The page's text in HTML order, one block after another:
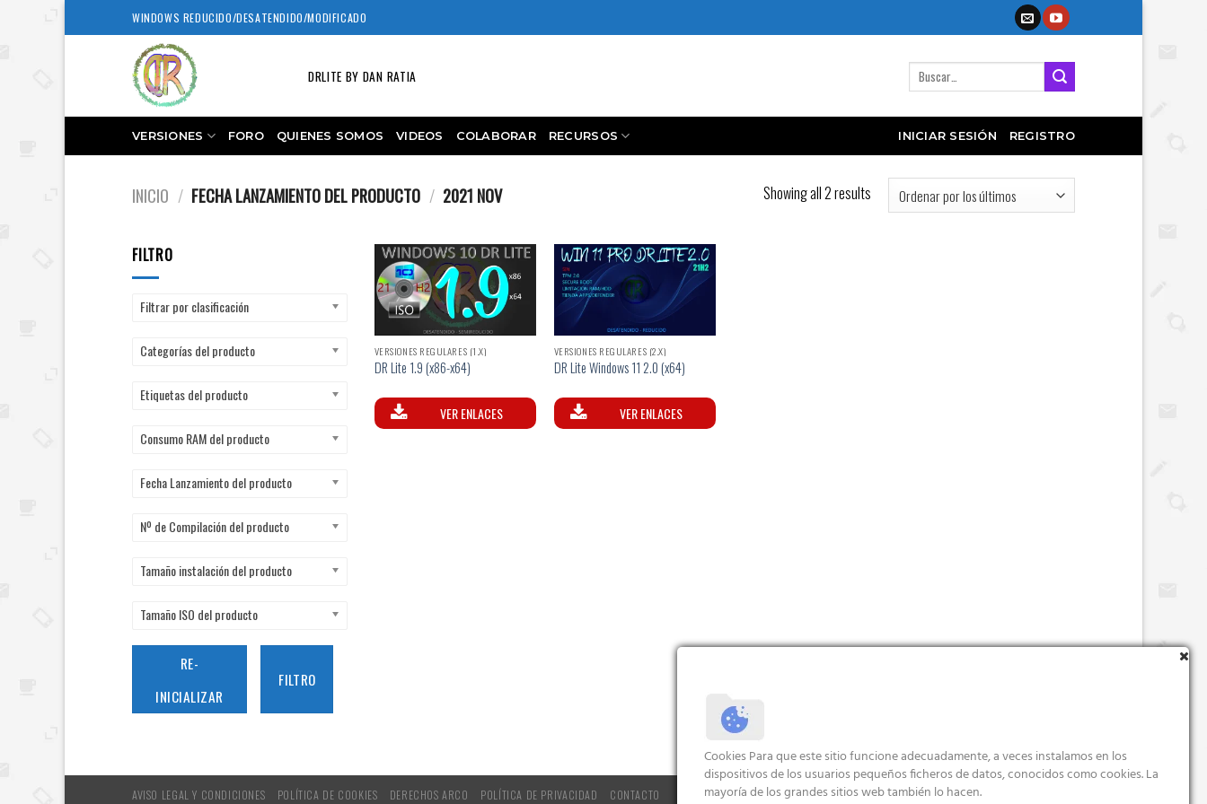
to
WINDOWS REDUCIDO/DESATENDIDO/MODIFICADO
DRLITE BY DAN RATIA
Buscar
por:
VERSIONES FORO QUIENES SOMOS VIDEOS COLABORAR RECURSOS INICIAR SESIÓN REGISTRO
INICIO / FECHA LANZAMIENTO DEL PRODUCTO / 2021 NOV Showing all 2 results
FILTRO
Filtrar por clasificación
Categorías del producto
Etiquetas del producto
Consumo RAM del producto
Fecha Lanzamiento del producto
Nº de Compilación del producto
Tamaño instalación del producto
Tamaño ISO del producto
RE-
INICIALIZAR
FILTRO
VERSIONES REGULARES (1.X)
DR Lite 1.9 (x86-x64)
VER ENLACES
VERSIONES REGULARES (2.X)
DR Lite Windows 11 2.0 (x64)
VER ENLACES
AVISO LEGAL Y CONDICIONES POLÍTICA DE COOKIES DERECHOS ARCO POLÍTICA DE PRIVACIDAD CONTACTO
Cookies Para que este sitio funcione adecuadamente, a veces instalamos en los
dispositivos de los usuarios pequeños ficheros de datos, conocidos como cookies. La
mayoría de los grandes sitios web también lo hacen.